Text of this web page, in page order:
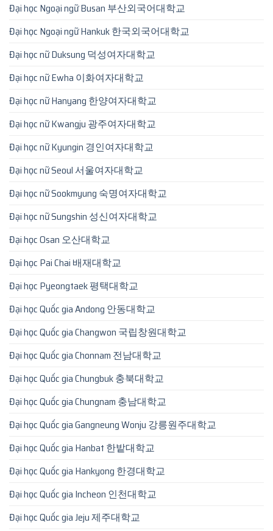
Đại học Ngoại ngữ Busan 부산외국어대학교
Đại học Ngoại ngữ Hankuk 한국외국어대학교
Đại học nữ Duksung 덕성여자대학교
Đại học nữ Ewha 이화여자대학교
Đại học nữ Hanyang 한양여자대학교
Đại học nữ Kwangju 광주여자대학교
Đại học nữ Kyungin 경인여자대학교
Đại học nữ Seoul 서울여자대학교
Đại học nữ Sookmyung 숙명여자대학교
Đại học nữ Sungshin 성신여자대학교
Đại học Osan 오산대학교
Đại học Pai Chai 배재대학교
Đại học Pyeongtaek 평택대학교
Đại học Quốc gia Andong 안동대학교
Đại học Quốc gia Changwon 국립창원대학교
Đại học Quốc gia Chonnam 전남대학교
Đại học Quốc gia Chungbuk 충북대학교
Đại học Quốc gia Chungnam 충남대학교
Đại học Quốc gia Gangneung Wonju 강릉원주대학교
Đại học Quốc gia Hanbat 한밭대학교
Đại học Quốc gia Hankyong 한경대학교
Đại học Quốc gia Incheon 인천대학교
Đại học Quốc gia Jeju 제주대학교